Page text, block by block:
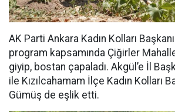
AK Parti Ankara Kadın Kolları
program kapsamında Çiğirler
giyip, bostan çapaladı. Akgül’e İl
ile Kızılcahamam İlçe Kadın Kolları
Gümüş de eşlik etti.